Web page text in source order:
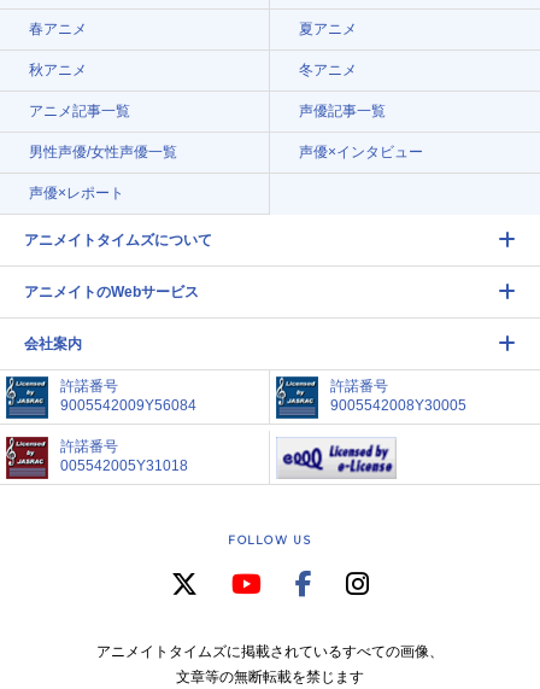
春アニメ 夏アニメ
秋アニメ 冬アニメ
アニメ記事一覧 声優記事一覧
男性声優/女性声優一覧 声優×インタビュー
声優×レポート
アニメイトタイムズについて
アニメイトのWebサービス
会社案内
許諾番号
9005542009Y56084
許諾番号
9005542008Y30005
許諾番号
005542005Y31018
FOLLOW US
アニメイトタイムズに掲載されているすべての画像、
文章等の無断転載を禁じます